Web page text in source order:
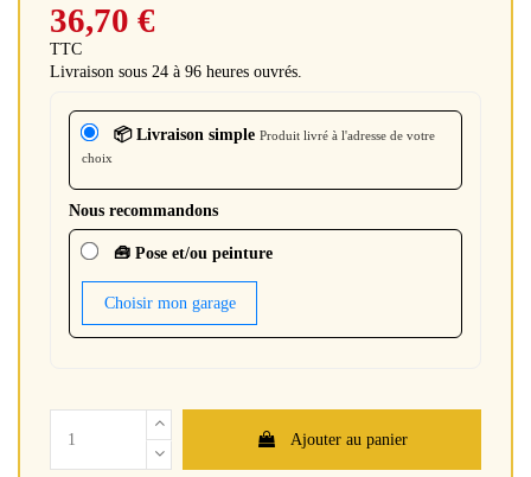
36,70 €
TTC
Livraison sous 24 à 96 heures ouvrés.
📦 Livraison simple Produit livré à l'adresse de votre
choix
Nous recommandons
🧰 Pose et/ou peinture
Choisir mon garage
Ajouter au panier